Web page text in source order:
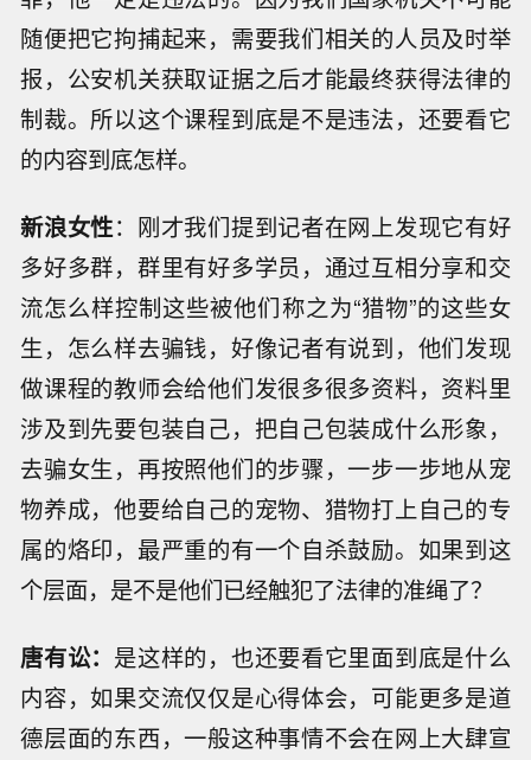
随便把它拘捕起来，需要我们相关的人员及时举
报，公安机关获取证据之后才能最终获得法律的
制裁。所以这个课程到底是不是违法，还要看它
的内容到底怎样。
新浪女性：刚才我们提到记者在网上发现它有好
多好多群，群里有好多学员，通过互相分享和交
流怎么样控制这些被他们称之为“猎物”的这些女
生，怎么样去骗钱，好像记者有说到，他们发现
做课程的教师会给他们发很多很多资料，资料里
涉及到先要包装自己，把自己包装成什么形象，
去骗女生，再按照他们的步骤，一步一步地从宠
物养成，他要给自己的宠物、猎物打上自己的专
属的烙印，最严重的有一个自杀鼓励。如果到这
个层面，是不是他们已经触犯了法律的准绳了？
唐有讼： 是这样的，也还要看它里面到底是什么
内容，如果交流仅仅是心得体会，可能更多是道
德层面的东西，一般这种事情不会在网上大肆宣